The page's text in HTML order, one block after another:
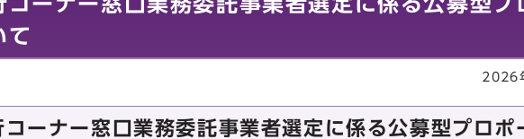
て
2026
ーナー窓口業務委託事業者選定に係る公募型プロポ